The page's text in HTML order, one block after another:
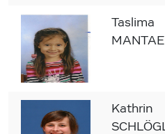
Taslima
Kathrin